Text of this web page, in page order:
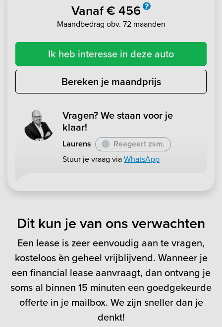
Vanaf € 456
Maandbedrag obv. 72 maanden
Ik heb interesse in deze auto
Bereken je maandprijs
Vragen? We staan voor je
klaar!
Laurens
Reageert zsm.
Stuur je vraag viaWhatsApp
Dit kun je van ons verwachten
Een lease is zeer eenvoudig aan te vragen,
kosteloos èn geheel vrijblijvend. Wanneer je
een financial lease aanvraagt, dan ontvang je
soms al binnen 15 minuten een goedgekeurde
offerte in je mailbox. We zijn sneller dan je
denkt!